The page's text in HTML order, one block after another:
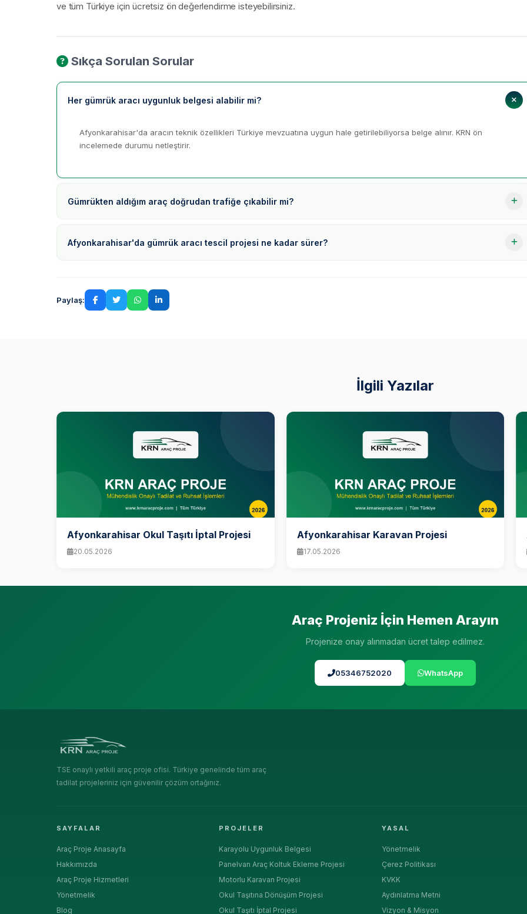
ve tüm Türkiye için ücretsiz ön değerlendirme isteyebilirsiniz.
Sıkça Sorulan Sorular
Her gümrük aracı uygunluk belgesi alabilir mi?
Afyonkarahisar'da aracın teknik özellikleri Türkiye mevzuatına uygun hale getirilebiliyorsa belge alınır. KRN ön
incelemede durumu netleştirir.
Gümrükten aldığım araç doğrudan trafiğe çıkabilir mi?
Afyonkarahisar'da gümrük aracı tescil projesi ne kadar sürer?
Paylaş:
İlgili Yazılar
Afyonkarahisar Okul Taşıtı İptal Projesi
20.05.2026
Afyonkarahisar Karavan Projesi
17.05.2026
Araç Projeniz İçin Hemen Arayın
Projenize onay alınmadan ücret talep edilmez.
05346752020 WhatsApp
TSE onaylı yetkili araç proje ofisi. Türkiye genelinde tüm araç
tadilat projeleriniz için güvenilir çözüm ortağınız.
SAYFALAR
Araç Proje Anasayfa
Hakkımızda
Araç Proje Hizmetleri
Yönetmelik
Blog
PROJELER
Karayolu Uygunluk Belgesi
Panelvan Araç Koltuk Ekleme Projesi
Motorlu Karavan Projesi
Okul Taşıtına Dönüşüm Projesi
Okul Taşıtı İptal Projesi
YASAL
Yönetmelik
Çerez Politikası
KVKK
Aydınlatma Metni
Vizyon & Misyon